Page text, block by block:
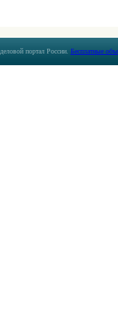
портал России. Бесплатные